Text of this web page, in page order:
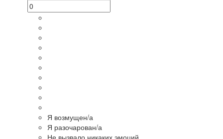
Я возмущен/а
Я разочарован/а
Не вызвало никаких эмоций